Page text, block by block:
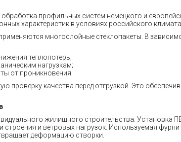
профильных систем немецкого и
характеристик в условиях российского климата.
многослойные стеклопакеты. В
теплопотерь;
нагрузкам;
от проникновения.
проверку качества перед отгрузкой. Это
жилищного строительства. Установка
строения и ветровых нагрузок. Используемая
деформацию створки.